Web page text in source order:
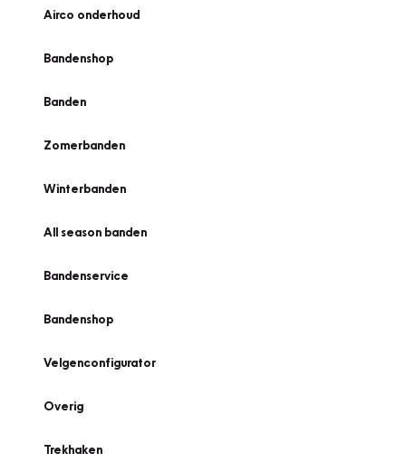
Airco onderhoud
Bandenshop
Banden
Zomerbanden
Winterbanden
All season banden
Bandenservice
Bandenshop
Velgenconfigurator
Overig
Trekhaken